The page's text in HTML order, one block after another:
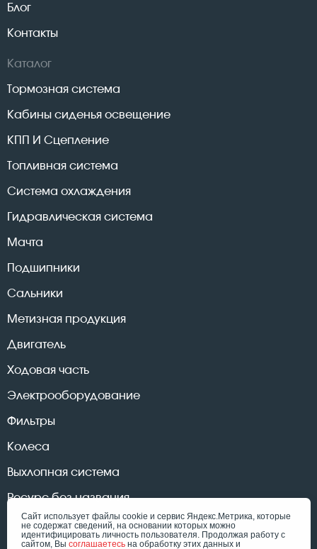
Блог
Контакты
Каталог
Тормозная система
Кабины сиденья освещение
КПП И Сцепление
Топливная система
Система охлаждения
Гидравлическая система
Мачта
Подшипники
Сальники
Метизная продукция
Двигатель
Ходовая часть
Электрооборудование
Фильтры
Колеса
Выхлопная система
Ресурс без названия
Сайт использует файлы cookie и сервис Яндекс.Метрика, которые
не содержат сведений, на основании которых можно
идентифицировать личность пользователя. Продолжая работу с
сайтом, Вы соглашаетесь на обработку этих данных и